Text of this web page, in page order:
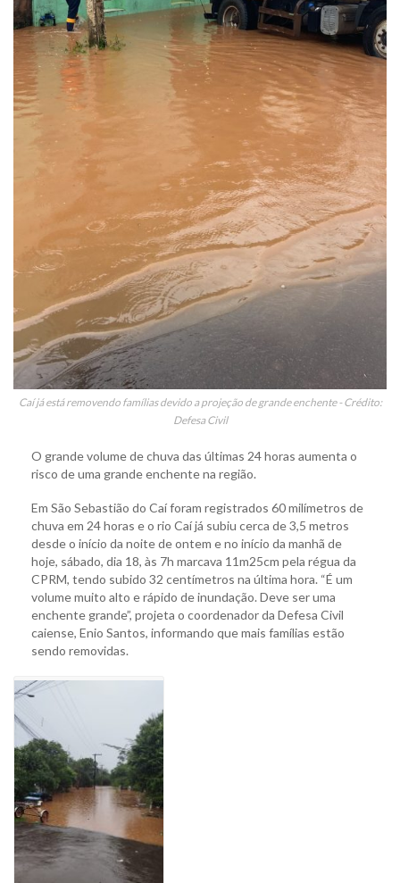
Caí já está removendo famílias devido a projeção de grande enchente - Crédito:
Defesa Civil
O grande volume de chuva das últimas 24 horas aumenta o
risco de uma grande enchente na região.
Em São Sebastião do Caí foram registrados 60 milímetros de
chuva em 24 horas e o rio Caí já subiu cerca de 3,5 metros
desde o início da noite de ontem e no início da manhã de
hoje, sábado, dia 18, às 7h marcava 11m25cm pela régua da
CPRM, tendo subido 32 centímetros na última hora. “É um
volume muito alto e rápido de inundação. Deve ser uma
enchente grande”, projeta o coordenador da Defesa Civil
caiense, Enio Santos, informando que mais famílias estão
sendo removidas.